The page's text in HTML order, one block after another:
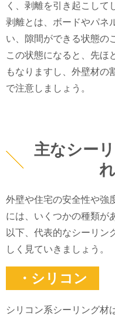
く、剥離を引き起こして
剥離とは、ボードやパネ
い、隙間ができる状態の
この状態になると、先ほ
もなりますし、外壁材の
で注意しましょう。
主なシー
外壁や住宅の安全性や強
には、いくつかの種類が
以下、代表的なシーリン
しく見ていきましょう。
・シリコン
シリコン系シーリング材